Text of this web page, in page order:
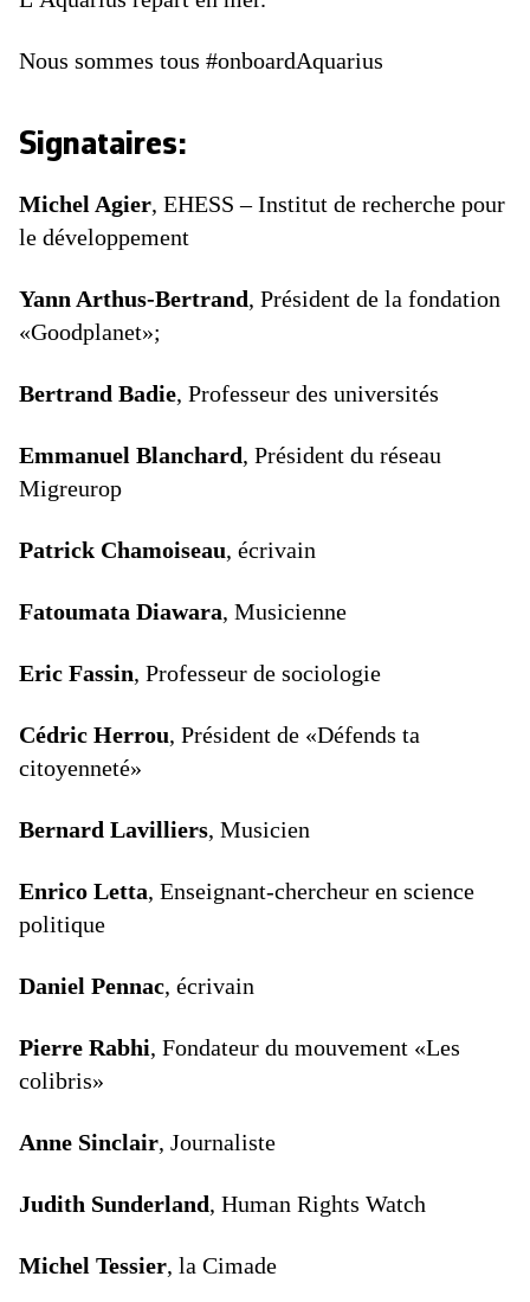
Nous sommes tous #onboardAquarius
Signataires:
Michel Agier, EHESS – Institut de recherche pour
le développement
Yann Arthus-Bertrand, Président de la fondation
«Goodplanet»;
Bertrand Badie, Professeur des universités
Emmanuel Blanchard, Président du réseau
Migreurop
Patrick Chamoiseau, écrivain
Fatoumata Diawara, Musicienne
Eric Fassin, Professeur de sociologie
Cédric Herrou, Président de «Défends ta
citoyenneté»
Bernard Lavilliers, Musicien
Enrico Letta, Enseignant-chercheur en science
politique
Daniel Pennac, écrivain
Pierre Rabhi, Fondateur du mouvement «Les
colibris»
Anne Sinclair, Journaliste
Judith Sunderland, Human Rights Watch
Michel Tessier, la Cimade